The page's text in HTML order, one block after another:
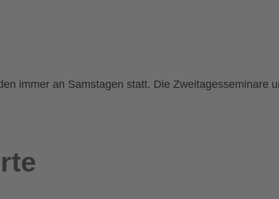
immer an Samstagen statt. Die Zweitagesseminare